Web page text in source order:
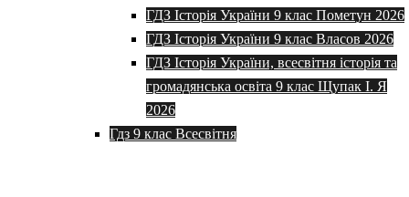
ГДЗ Історія України 9 клас Пометун 2026
ГДЗ Історія України 9 клас Власов 2026
ГДЗ Історія України, всесвітня історія та
громадянська освіта 9 клас Щупак І. Я
2026
Гдз 9 клас Всесвітня